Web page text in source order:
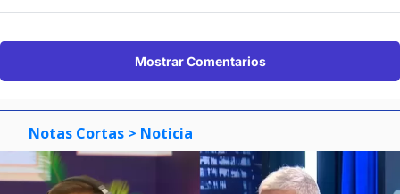
Mostrar Comentarios
Notas Cortas > Noticia